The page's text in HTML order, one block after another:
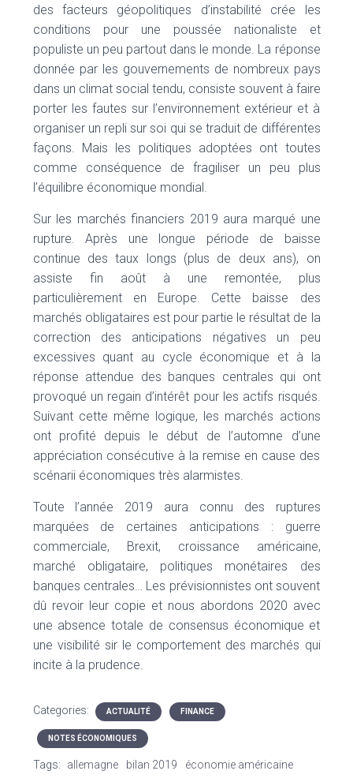
des facteurs géopolitiques d’instabilité crée les
conditions pour une poussée nationaliste et
populiste un peu partout dans le monde. La réponse
donnée par les gouvernements de nombreux pays
dans un climat social tendu, consiste souvent à faire
porter les fautes sur l’environnement extérieur et à
organiser un repli sur soi qui se traduit de différentes
façons. Mais les politiques adoptées ont toutes
comme conséquence de fragiliser un peu plus
l’équilibre économique mondial.
Sur les marchés financiers 2019 aura marqué une
rupture. Après une longue période de baisse
continue des taux longs (plus de deux ans), on
assiste fin août à une remontée, plus
particulièrement en Europe. Cette baisse des
marchés obligataires est pour partie le résultat de la
correction des anticipations négatives un peu
excessives quant au cycle économique et à la
réponse attendue des banques centrales qui ont
provoqué un regain d’intérêt pour les actifs risqués.
Suivant cette même logique, les marchés actions
ont profité depuis le début de l’automne d’une
appréciation consécutive à la remise en cause des
scénarii économiques très alarmistes.
Toute l’année 2019 aura connu des ruptures
marquées de certaines anticipations : guerre
commerciale, Brexit, croissance américaine,
marché obligataire, politiques monétaires des
banques centrales… Les prévisionnistes ont souvent
dû revoir leur copie et nous abordons 2020 avec
une absence totale de consensus économique et
une visibilité sir le comportement des marchés qui
incite à la prudence.
Categories: ACTUALITÉ FINANCE
NOTES ÉCONOMIQUES
Tags: allemagne bilan 2019
économie américaine